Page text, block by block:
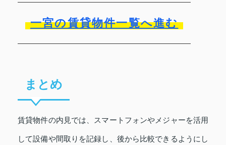
一宮の賃貸物件一覧へ進む
まとめ
賃貸物件の内見では、スマートフォンやメジャーを活用
して設備や間取りを記録し、後から比較できるようにし